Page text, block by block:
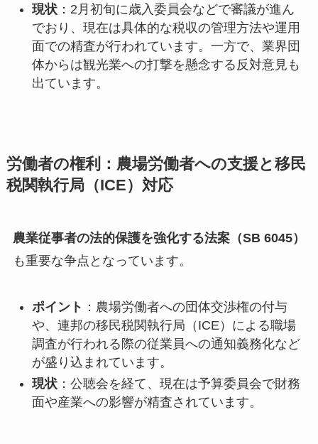
現状：2月初旬に歳入委員会などで審議が進ん
でおり、現在は具体的な税収の管理方法や運用
面での精査が行われています。一方で、業界団
体からは観光業への打撃を懸念する反対意見も
出ています。
労働者の権利：農場労働者への支援と移民
税関執行局（ICE）対応
農業従事者の法的保護を強化する法案（SB 6045）
も重要な争点となっています。
ポイント ：農場労働者への団体交渉権の付与
や、連邦の移民税関執行局（ICE）による職場
調査が行われる際の従業員への通知義務化など
が盛り込まれています。
現状：公聴会を経て、現在は予算委員会で財務
面や産業への影響が精査されています。